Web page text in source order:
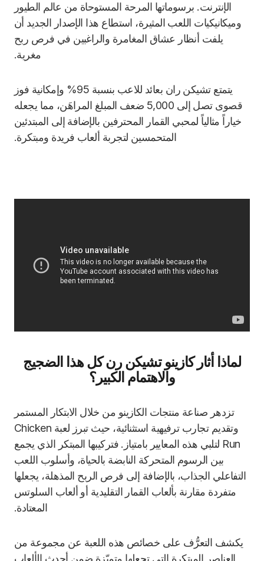
الإنترنت. برسوماتها المرحة المستوحاة من عالم الطيور
وميكانيكيات اللعب المثيرة، استطاع هذا الإصدار الجديد أن
يلفت أنظار عشاق المغامرة والراغبين في فرص ربح
مغرية.
يتمتع تشيكن ران بعائد للاعب بنسبة 95% وإمكانية فوز
قصوى تصل إلى 5,000 ضعف المبلغ المراهَن، مما يجعله
خياراً مثالياً لمحبي القمار المحترفين بالإضافة إلى المبتدئين
المتحمسين لتجربة ألعاب فريدة ومبتكرة.
لماذا أثار كازينو تشيكن رن كل هذا الضجيج
والاهتمام الكبير؟
تزدهر صناعة منتجات الكازينو من خلال الابتكار المستمر
وتقديم تجارب ترفيهية استثنائية، حيث تبرز لعبة Chicken
Run لتلبي هذه المعايير بامتياز. فتركيبها المبتكر الذي يجمع
بين الرسوم المتحركة النابضة بالحياة، وأسلوب اللعب
التفاعلي الجذاب، بالإضافة إلى فرص الربح المذهلة، يجعلها
متفردة مقارنة بألعاب القمار التقليدية أو ألعاب السلوتس
المعتادة.
يكشف التعرُّف على خصائص هذه اللعبة عن مجموعة من
العناصر المبتكرة التي تجعلها متميّزة ضمن أحدث الألعاب